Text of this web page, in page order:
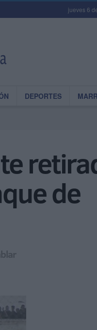
jueves 6
DEPORTES
de